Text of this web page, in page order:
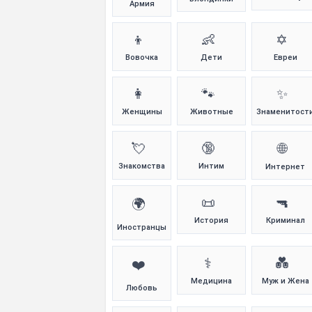
Армия
👦
Вовочка
👶
Дети
✡️
Евреи
👩
Женщины
🐾
Животные
✨
💘
Знакомства
🔞
Интим
🌐
Интернет
🌍
Иностранцы
📜
История
🔫
Криминал
❤️
Любовь
⚕️
Медицина
💑
Муж и Жена